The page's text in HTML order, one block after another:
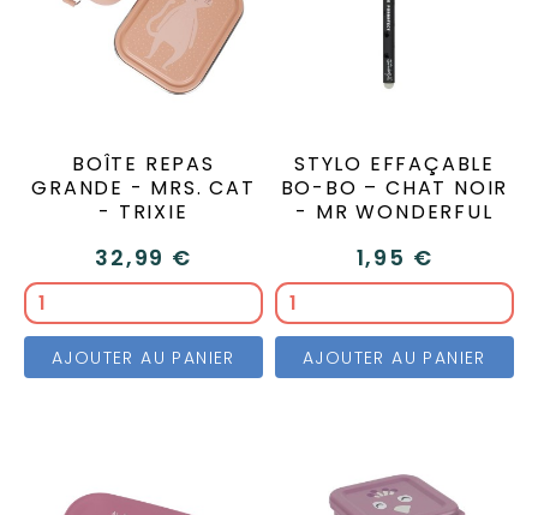
BOÎTE REPAS
GRANDE - MRS. CAT
- TRIXIE
32,99 €
AJOUTER AU PANIER
STYLO EFFAÇABLE
BO-BO – CHAT NOIR
- MR WONDERFUL
1,95 €
AJOUTER AU PANIER